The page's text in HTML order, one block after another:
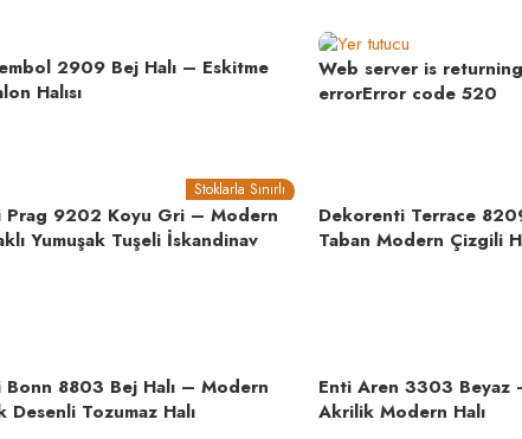
2909 Bej Halı – Eskitme
Halısı
Web server is
errorError code 520
Stoklarla Sınırlı
Prag 9202 Koyu Gri – Modern
Yumuşak Tuşeli İskandinav
Dekorenti Terrace
Taban Modern Çizgili
8803 Bej Halı – Modern
Desenli Tozumaz Halı
Enti Aren 3303 Beyaz
Akrilik Modern Halı